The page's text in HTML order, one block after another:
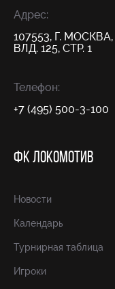
Адрес:
107553, Г.
ВЛД. 125, СТР. 1
Телефон:
+7 (495) 500-3-100
ФК ЛОКОМОТИВ
Новости
Календарь
Турнирная таблица
Игроки